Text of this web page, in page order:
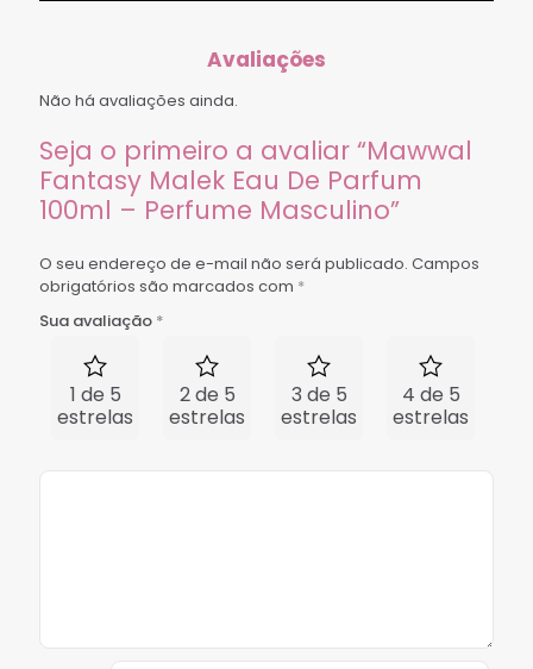
Avaliações
Não há avaliações ainda.
Seja o primeiro a avaliar “Mawwal
Fantasy Malek Eau De Parfum
100ml – Perfume Masculino”
O seu endereço de e-mail não será publicado. Campos
obrigatórios são marcados com *
Sua avaliação *
1 de 5
estrelas
2 de 5
estrelas
3 de 5
estrelas
4 de 5
estrelas